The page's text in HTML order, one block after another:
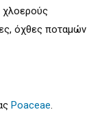
χλοερούς
όχθες ποταμών
Poaceae.